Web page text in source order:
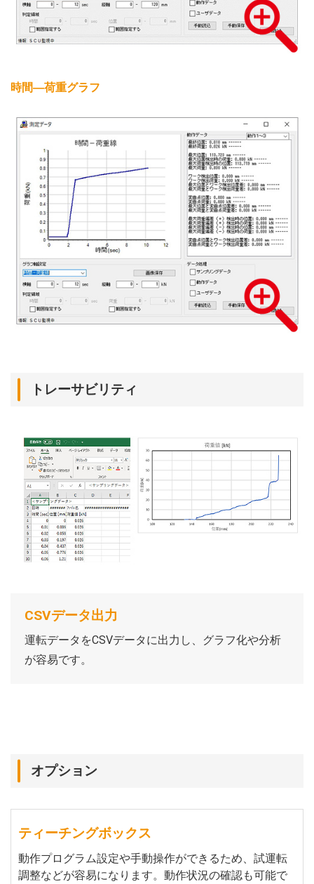
時間―荷重グラフ
トレーサビリティ
CSVデータ出力
運転データをCSVデータに出力し、グラフ化や分析
が容易です。
オプション
ティーチングボックス
動作プログラム設定や手動操作ができるため、試運転
調整などが容易になります。動作状況の確認も可能で